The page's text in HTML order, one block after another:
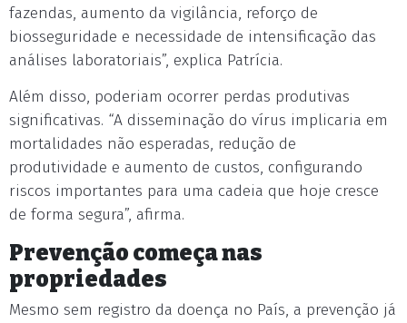
fazendas, aumento da vigilância, reforço de
biosseguridade e necessidade de intensificação das
análises laboratoriais”, explica Patrícia.
Além disso, poderiam ocorrer perdas produtivas
significativas. “A disseminação do vírus implicaria em
mortalidades não esperadas, redução de
produtividade e aumento de custos, configurando
riscos importantes para uma cadeia que hoje cresce
de forma segura”, afirma.
Prevenção começa nas
propriedades
Mesmo sem registro da doença no País, a prevenção já